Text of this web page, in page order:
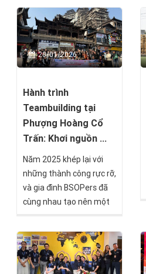
trong hệ sinh thái Bắc
Sơn Group.
20/01/2026
Hành trình
Teambuilding tại
Phượng Hoàng Cổ
Trấn: Khơi nguồn ...
Năm 2025 khép lại với
những thành công rực rỡ,
và gia đình BSOPers đã
cùng nhau tạo nên một
kiện Year End Party 2025
kết hợp Teambuilding tại
Phượng Hoàng Cổ Trấn -